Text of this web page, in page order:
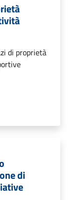
di proprietà
di